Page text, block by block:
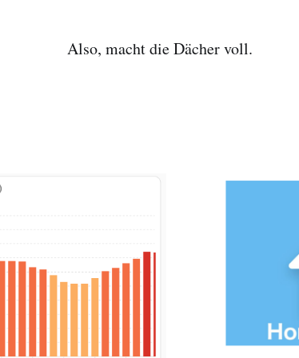
Also, macht die Dächer voll.